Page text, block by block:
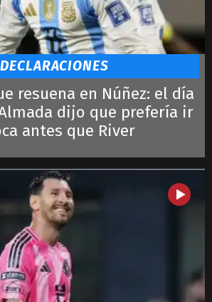
DECLARACIONES
resuena en Núñez: el día
dijo que prefería ir
antes que River